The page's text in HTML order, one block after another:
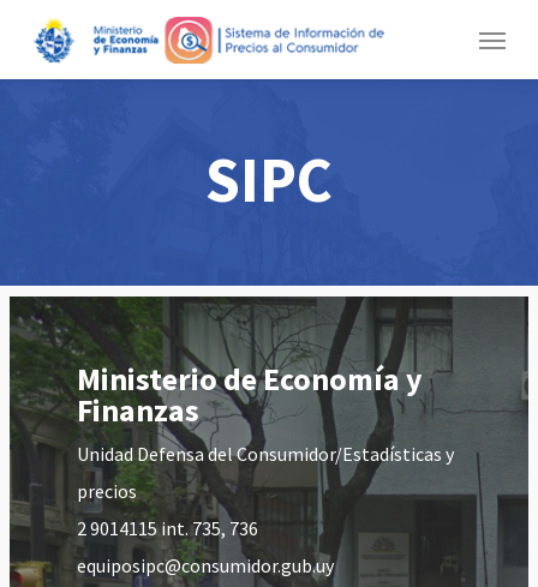
Menu
SIPC
Ministerio de Economía y
Finanzas
Unidad Defensa del Consumidor/Estadísticas y
precios
2 9014115 int. 735, 736
equiposipc@consumidor.gub.uy